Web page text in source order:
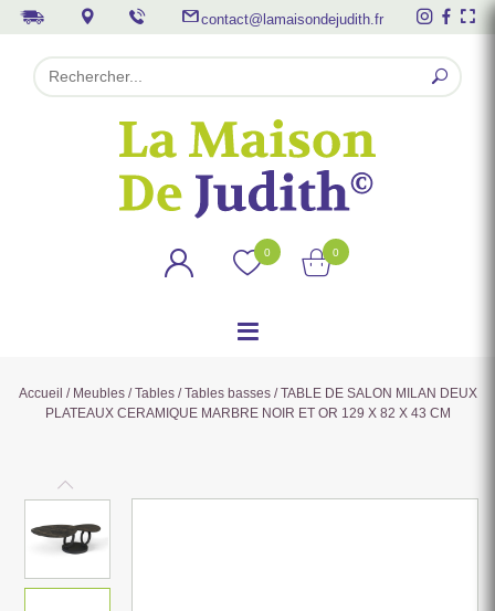
contact@lamaisondejudith.fr
0 0
Accueil / Meubles/Tables/Tables basses/ TABLE DE SALON MILAN DEUX
PLATEAUX CERAMIQUE MARBRE NOIR ET OR 129 X 82 X 43 CM